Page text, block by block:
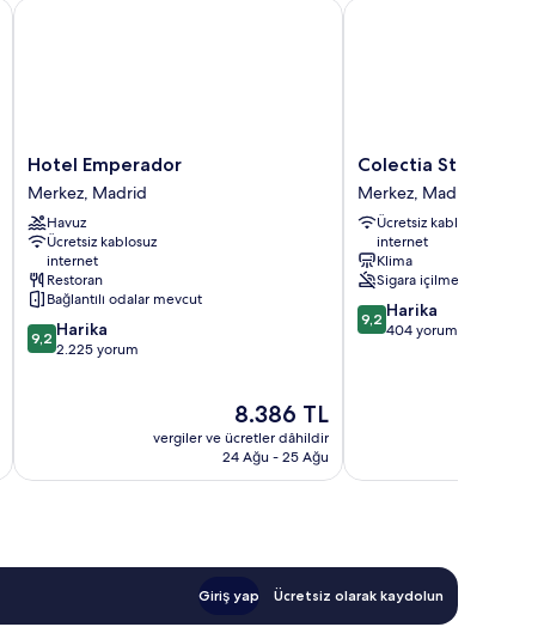
Hotel
Emperador
Merkez,
Madrid
Hotel Emperador
Merkez, Madrid
Havuz
Ücretsiz kablosuz
internet
Restoran
Bağlantılı odalar mevcut
10
üzerinden
9,2 Harika
2.225 yorum
Güncel
fiyat:
8.386 TL
8.386 TL
vergiler ve ücretler dâhildir
24 Ağu - 25 Ağu
Hotel Emperador
Colectia
Stays
Gran
Vía
Merkez,
Madrid
Colectia Stays Gran
Merkez, Madrid
Ücretsiz kablosuz
internet
Klima
Sigara içilmez
10
üzerinden
9,2 Harika
404 yorum
Colectia Stays Gran Vía
Giriş yap Ücretsiz olarak kaydolun